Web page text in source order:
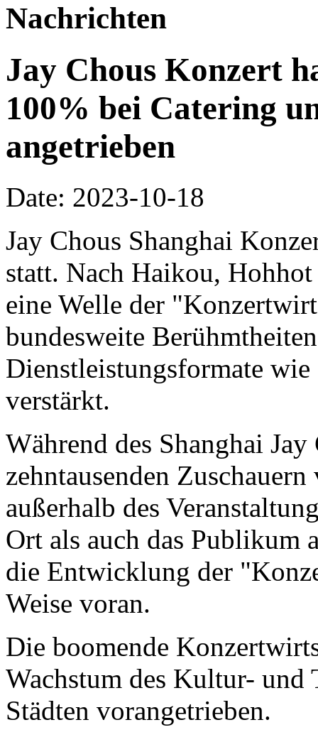
Nachrichten
Jay Chous Konzert
100% bei Catering
angetrieben
Date: 2023-10-18
Jay Chous Shanghai
statt. Nach Haikou,
eine Welle der
bundesweite
Dienstleistungsformate
verstärkt.
Während des Shanghai
zehntausenden
außerhalb des
Ort als auch das Publikum
die Entwicklung der
Weise voran.
Die boomende
Wachstum des Kultur- und
Städten vorangetrieben.